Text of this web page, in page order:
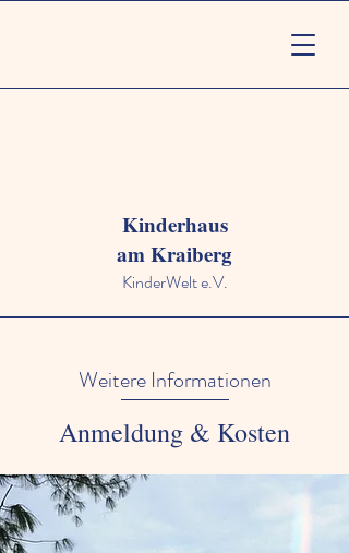
Kinderhaus
am Kraiberg
KinderWelt e.V.
Weitere Informationen
Anmeldung & Kosten